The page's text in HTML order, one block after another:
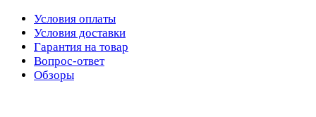
Условия оплаты
Условия доставки
Гарантия на товар
Вопрос-ответ
Обзоры